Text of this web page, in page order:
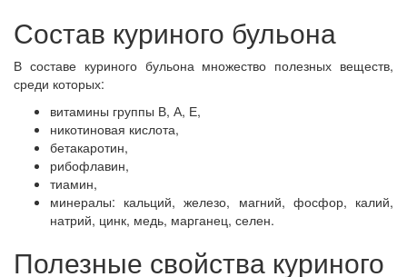
Состав куриного бульона
В составе куриного бульона множество полезных веществ,
среди которых:
витамины группы В, А, Е,
никотиновая кислота,
бетакаротин,
рибофлавин,
тиамин,
минералы: кальций, железо, магний, фосфор, калий,
натрий, цинк, медь, марганец, селен.
Полезные свойства куриного